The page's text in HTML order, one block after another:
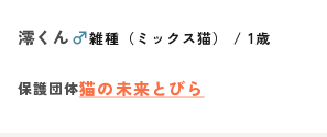
澪くん♂雑種（ミックス猫） /1歳
保護団体猫の未来とびら